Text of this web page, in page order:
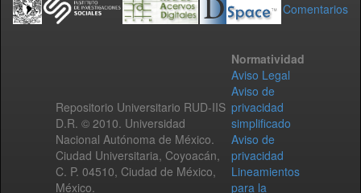
Comentarios
Repositorio Universitario RUD-IIS
D.R. © 2010. Universidad
Nacional Autónoma de México.
Ciudad Universitaria, Coyoacán,
C. P. 04510, Ciudad de México,
México.
Normatividad
Aviso Legal
Aviso de
privacidad
simplificado
Aviso de
privacidad
Lineamientos
para la